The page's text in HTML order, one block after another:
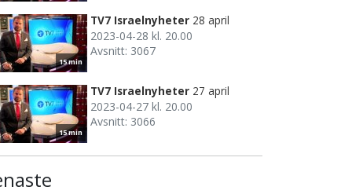
15 min
TV7 Israelnyheter 28 april
2023-04-28 kl. 20.00
Avsnitt: 3067
15 min
TV7 Israelnyheter 27 april
2023-04-27 kl. 20.00
Avsnitt: 3066